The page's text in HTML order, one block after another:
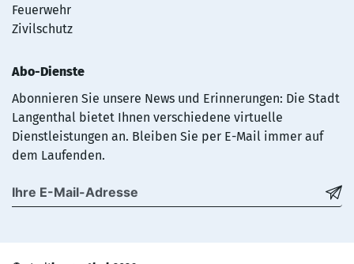
Feuerwehr
Zivilschutz
Abo-Dienste
Abonnieren Sie unsere News und Erinnerungen: Die Stadt
Langenthal bietet Ihnen verschiedene virtuelle
Dienstleistungen an. Bleiben Sie per E-Mail immer auf
dem Laufenden.